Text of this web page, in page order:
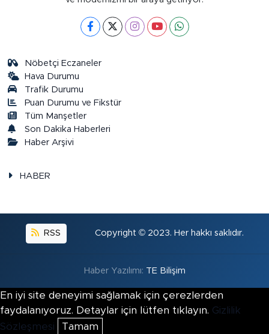
Nöbetçi Eczaneler
Hava Durumu
Trafik Durumu
Puan Durumu ve Fikstür
Tüm Manşetler
Son Dakika Haberleri
Haber Arşivi
HABER
RSS Copyright © 2023. Her hakkı saklıdır.
Haber Yazılımı: TE Bilişim
En iyi site deneyimi sağlamak için çerezlerden
faydalanıyoruz. Detaylar için lütfen tıklayın. Gizlilik
Sözleşmesi
Tamam